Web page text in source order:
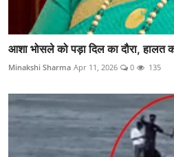
आशा भोसले को पड़ा दिल का दौरा,
Minakshi Sharma Apr 11, 2026 0 135